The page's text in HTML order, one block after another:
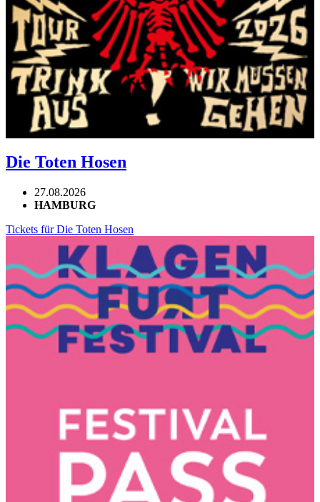
Die Toten Hosen
27.08.2026
HAMBURG
Tickets für Die Toten Hosen